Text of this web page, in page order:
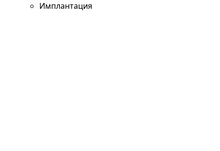
Имплантация